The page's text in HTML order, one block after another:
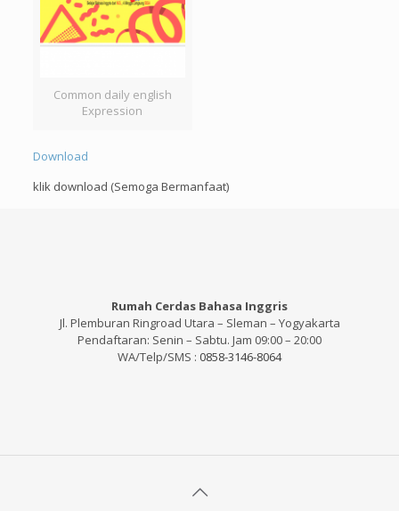
Common daily english
Expression
Download
klik download (Semoga Bermanfaat)
Rumah Cerdas Bahasa Inggris
Jl. Plemburan Ringroad Utara – Sleman – Yogyakarta
Pendaftaran: Senin – Sabtu. Jam 09:00 – 20:00
WA/Telp/SMS : 0858-3146-8064